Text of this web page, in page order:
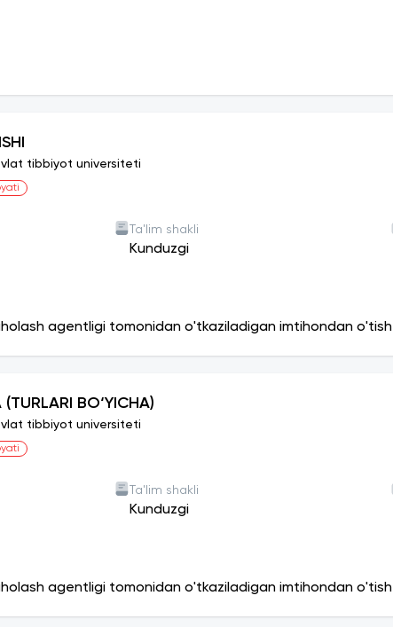
tibbiyot universiteti
Ta'lim shakli
Kunduzgi
agentligi tomonidan o'tkaziladigan imtihondan o'tish
(TURLARI BO‘YICHA)
tibbiyot universiteti
Ta'lim shakli
Kunduzgi
agentligi tomonidan o'tkaziladigan imtihondan o'tish